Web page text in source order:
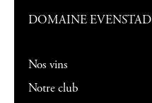
DOMAINE EVENSTAD
Nos vins
Notre club